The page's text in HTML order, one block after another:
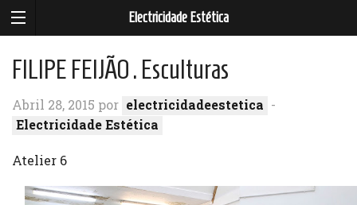
Electricidade Estética
FILIPE FEIJÃO . Esculturas
Abril 28, 2015 por electricidadeestetica -
Electricidade Estética
Atelier 6